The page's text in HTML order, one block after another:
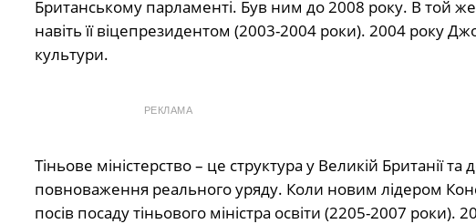
Британському парламенті. Був ним до 2008 року. В той же
навіть її віцепрезидентом (2003-2004 роки). 2004 року
культури.
РЕКЛАМА
Тіньове міністерство – це структура у Великій Британії
повноваження реального уряду. Коли новим лідером
посів посаду тіньового міністра освіти (2205-2007